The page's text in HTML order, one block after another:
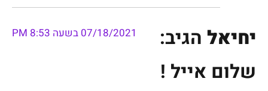
יחיאל הגיב: 07/18/2021 בשעה 8:53 PM
שלום אייל !